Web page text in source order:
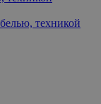
техникой